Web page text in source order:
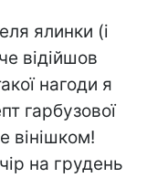
ялинки (і
відійшов
нагоди я
гарбузової
вінішком!
на грудень